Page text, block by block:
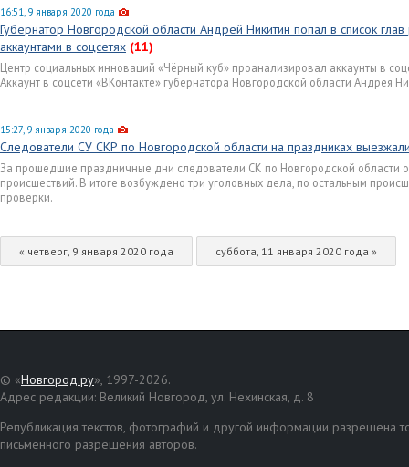
16:51, 9 января 2020 года
Губернатор Новгородской области Андрей Никитин попал в список
аккаунтами в соцсетях (11)
Центр социальных инноваций «Чёрный куб» проанализировал аккаунты в
Аккаунт в соцсети «ВКонтакте» губернатора Новгородской области Андрея
15:27, 9 января 2020 года
Следователи СУ СКР по Новгородской области на праздниках
За прошедшие праздничные дни следователи СК по Новгородской области
происшествий. В итоге возбуждено три уголовных дела, по остальным
проверки.
« четверг, 9 января 2020 года суббота, 11 января 2020 года »
© «Новгород.ру», 1997-2026.
Адрес редакции: Великий Новгород, ул. Нехинская, д. 8
Републикация текстов, фотографий и другой информации разрешена
письменного разрешения авторов.